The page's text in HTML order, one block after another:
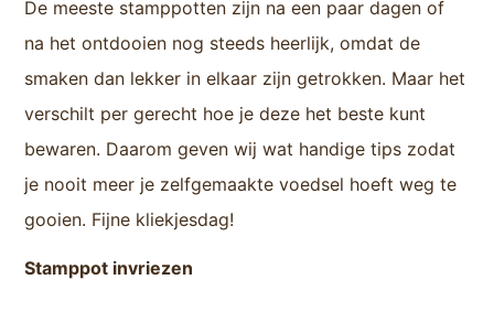
De meeste stamppotten zijn na een paar dagen of
na het ontdooien nog steeds heerlijk, omdat de
smaken dan lekker in elkaar zijn getrokken. Maar het
verschilt per gerecht hoe je deze het beste kunt
bewaren. Daarom geven wij wat handige tips zodat
je nooit meer je zelfgemaakte voedsel hoeft weg te
gooien. Fijne kliekjesdag!
Stamppot invriezen